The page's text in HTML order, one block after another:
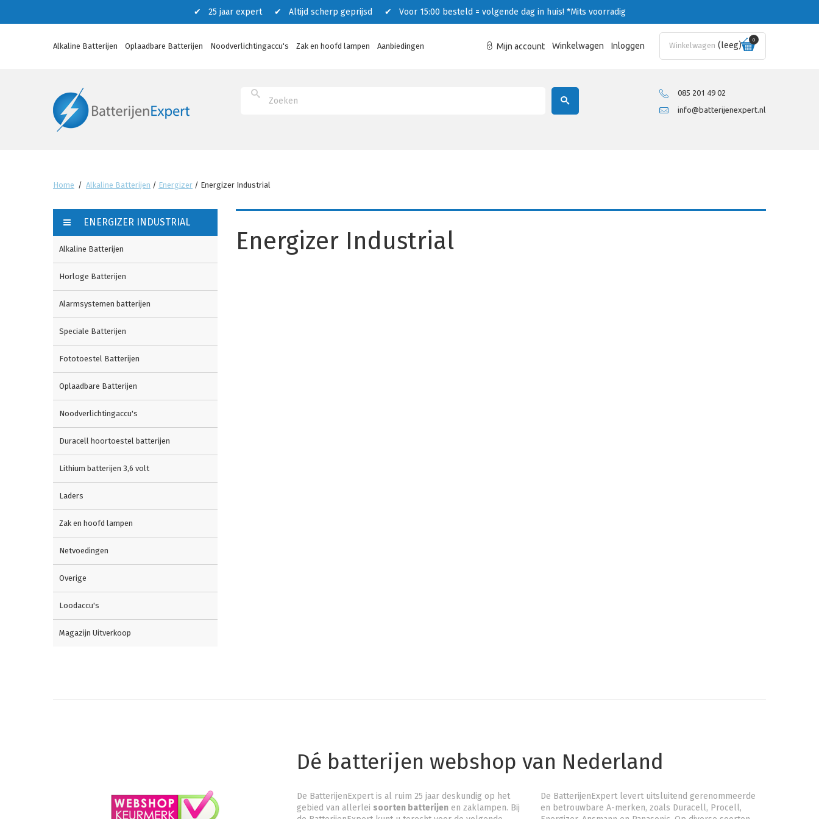
✔ 25 jaar expert ✔ Altijd scherp geprijsd ✔ Voor 15:00 besteld = volgende dag in huis! *Mits voorradig
Alkaline Batterijen Oplaadbare Batterijen Noodverlichtingaccu's Zak en hoofd lampen Aanbiedingen Winkelwagen
0
(leeg)
Mijn account Winkelwagen Inloggen
085 201 49 02
info@batterijenexpert.nl
Home / Alkaline Batterijen / Energizer / Energizer Industrial
ENERGIZER INDUSTRIAL
Alkaline Batterijen
Horloge Batterijen
Alarmsystemen batterijen
Speciale Batterijen
Fototoestel Batterijen
Oplaadbare Batterijen
Noodverlichtingaccu's
Duracell hoortoestel batterijen
Lithium batterijen 3,6 volt
Laders
Zak en hoofd lampen
Netvoedingen
Overige
Loodaccu's
Magazijn Uitverkoop
Energizer Industrial
Dé batterijen webshop van Nederland
De BatterijenExpert is al ruim 25 jaar deskundig op het
gebied van allerlei soorten batterijenen zaklampen. Bij
De BatterijenExpert levert uitsluitend gerenommeerde
en betrouwbare A-merken, zoals Duracell, Procell,